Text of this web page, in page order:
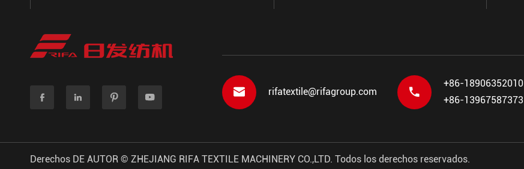
     rifatextile@rifagroup.com 
+86-18906352010
+86-13967587373
Derechos DE AUTOR © ZHEJIANG RIFA TEXTILE MACHINERY CO.,LTD. Todos los derechos reservados.